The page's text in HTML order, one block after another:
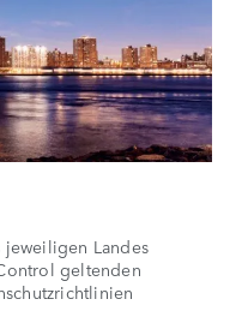
jeweiligen Landes
geltenden